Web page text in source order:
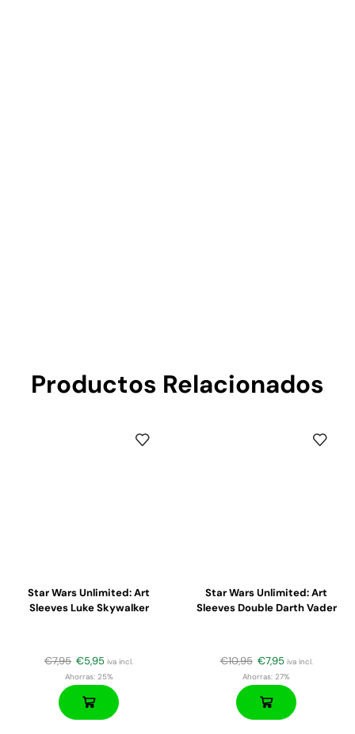
Productos Relacionados
Star Wars Unlimited: Art
Sleeves Luke Skywalker
€7,95 €5,95 iva incl.
Ahorras:25%
Star Wars Unlimited: Art
Sleeves Double Darth Vader
€10,95 €7,95 iva incl.
Ahorras: 27%